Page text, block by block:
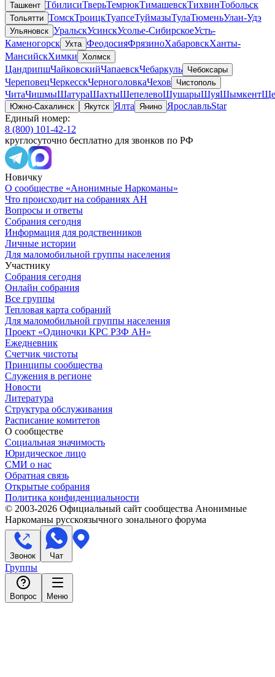
Ташкент ТбилисиТверьТемрюкТимашевскТихвинТобольск
Тольятти ТомскТроицкТуапсеТуймазыТулаТюменьУлан-Удэ
Ульяновск УральскУсинскУсолье-СибирскоеУсть-
Каменогорск Ухта ФеодосияФрязиноХабаровскХанты-
МансийскХимки Холмск
ЦандрипшЧайковскийЧапаевскЧебаркуль Чебоксары
ЧереповецЧеркесскЧерноголовкаЧехов Чистополь
ЧитаЧишмыШатураШахтыШепелевоШушарыШуяШымкент
Южно-Сахалинск Якутск Ялта Янино ЯрославльStar
Единый номер:
8 (800) 101-42-12
круглосуточно бесплатно для звонков по РФ
Новичку
О сообществе «Анонимные Наркоманы»
Что происходит на собраниях АН
Вопросы и ответы
Собрания сегодня
Информация для родственников
Личные истории
Для маломобильной группы населения
Участнику
Собрания сегодня
Онлайн собрания
Все группы
Тепловая карта собраний
Для маломобильной группы населения
Проект «Одиночки КРС РЗФ АН»
Ежедневник
Счетчик чистоты
Принципы сообщества
Служения в регионе
Новости
Литература
Структура обслуживания
Расписание комитетов
О сообществе
Социальная значимость
Юридическое лицо
СМИ о нас
Обратная связь
Открытые собрания
Политика конфиденциальности
© 2003-2026 Официальный сайт сообщества Анонимные
Наркоманы русскоязычного зонального форума
Звонок Чат
Группы
Вопрос Меню